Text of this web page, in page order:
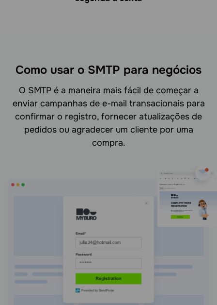
Como usar o SMTP para negócios
O SMTP é a maneira mais fácil de começar a
enviar campanhas de e-mail transacionais para
confirmar o registro, fornecer atualizações de
pedidos ou agradecer um cliente por uma
compra.